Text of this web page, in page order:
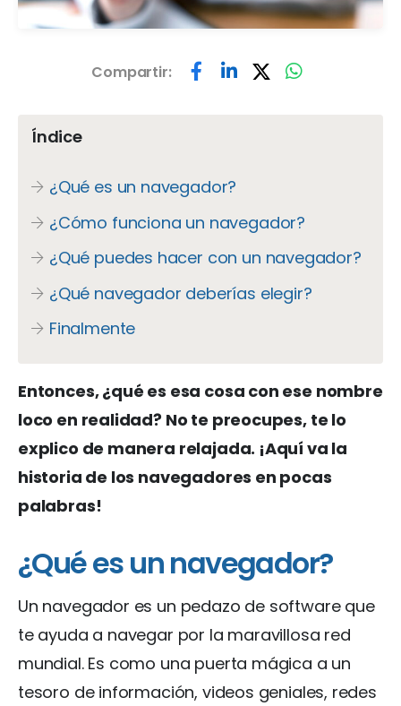
Compartir:
Índice
¿Qué es un navegador?
¿Cómo funciona un navegador?
¿Qué puedes hacer con un navegador?
¿Qué navegador deberías elegir?
Finalmente
Entonces, ¿qué es esa cosa con ese nombre
loco en realidad? No te preocupes, te lo
explico de manera relajada. ¡Aquí va la
historia de los navegadores en pocas
palabras!
¿Qué es un navegador?
Un navegador es un pedazo de software que
te ayuda a navegar por la maravillosa red
mundial. Es como una puerta mágica a un
tesoro de información, videos geniales, redes